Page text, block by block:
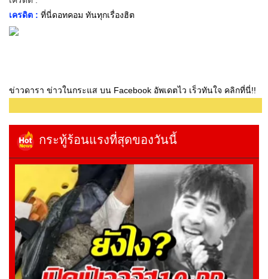
เครดิต : ที่นี่ดอทคอม ทันทุกเรื่องฮิต
ข่าวดารา ข่าวในกระแส บน Facebook อัพเดตไว เร็วทันใจ คลิกที่นี่!!
กระทู้ร้อนแรงที่สุดของวันนี้